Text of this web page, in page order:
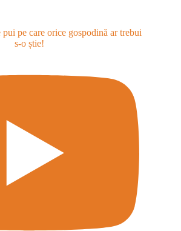
pe care orice gospodină ar trebui
s-o știe!